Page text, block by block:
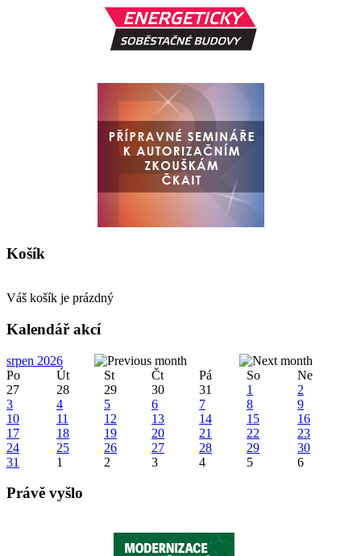
Košík
Váš košík je prázdný
Kalendář akcí
srpen 2026
Po
Út St Čt Pá So
Ne
27
28 29 30 31 1
2
3
4 5 6 7 8
9
10
11 12 13 14 15
16
17
18 19 20 21 22
23
24
25 26 27 28 29
30
31
1 2 3 4 5 6
Právě vyšlo